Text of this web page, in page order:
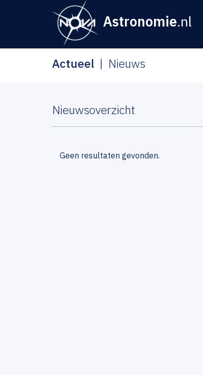
Astronomie.nl
Actueel Nieuws
Nieuwsoverzicht
Geen resultaten gevonden.